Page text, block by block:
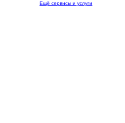
Ещё сервисы и услуги